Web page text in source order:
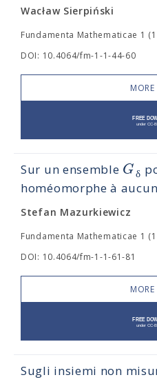
Wacław Sierpiński
Fundamenta Mathematicae 1
DOI: 10.4064/fm-1-1-44-60
Sur un ensemble Gδ
homéomorphe à
Stefan Mazurkiewicz
Fundamenta Mathematicae 1
DOI: 10.4064/fm-1-1-61-81
Sugli insiemi non